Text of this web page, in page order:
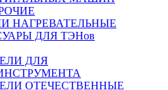
НАГРЕВАТЕЛЬНЫЕ
ДЛЯ ТЭНов
ДЛЯ
ОТЕЧЕСТВЕННЫЕ